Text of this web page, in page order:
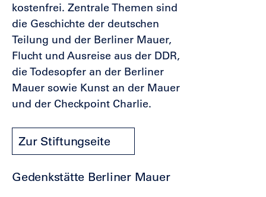
kostenfrei. Zentrale Themen sind
die Geschichte der deutschen
Teilung und der Berliner Mauer,
Flucht und Ausreise aus der DDR,
die Todesopfer an der Berliner
Mauer sowie Kunst an der Mauer
und der Checkpoint Charlie.
Zur Stiftungseite
Gedenkstätte Berliner Mauer